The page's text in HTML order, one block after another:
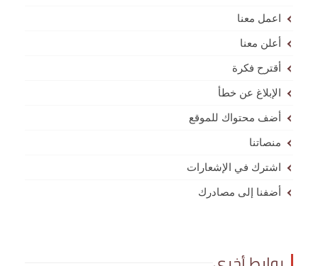
اعمل معنا
أعلن معنا
أقترح فكرة
الإبلاغ عن خطأ
أضف محتواك للموقع
منصاتنا
اشترك في الإشعارات
أضفنا إلى مصادرك